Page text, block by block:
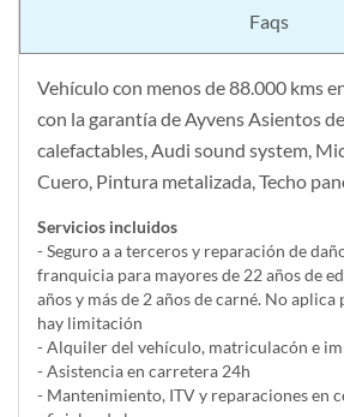
Faqs
Vehículo con menos de 88.000 kms
con la garantía de Ayvens Asientos
calefactables, Audi sound system,
Cuero, Pintura metalizada, Techo
Servicios incluidos
- Seguro a a terceros y reparación de
franquicia para mayores de 22 años de
años y más de 2 años de carné. No aplica
hay limitación
- Alquiler del vehí­culo, matriculacón e
- Asistencia en carretera 24h
- Mantenimiento, ITV y reparaciones en